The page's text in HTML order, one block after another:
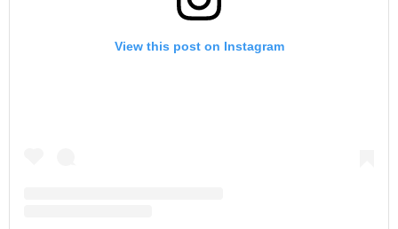
View this post on Instagram